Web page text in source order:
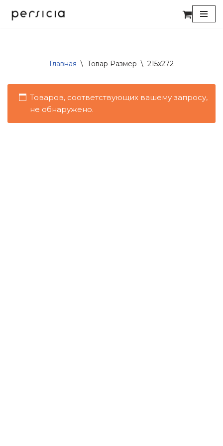
Главная \ Товар Размер \ 215x272
Товаров, соответствующих вашему запросу,
не обнаружено.